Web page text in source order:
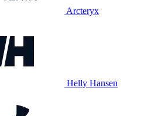
Arcteryx
Helly Hansen